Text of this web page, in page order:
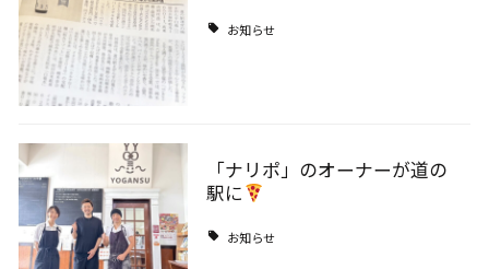
お知らせ
「ナリポ」のオーナーが道の
駅に
お知らせ